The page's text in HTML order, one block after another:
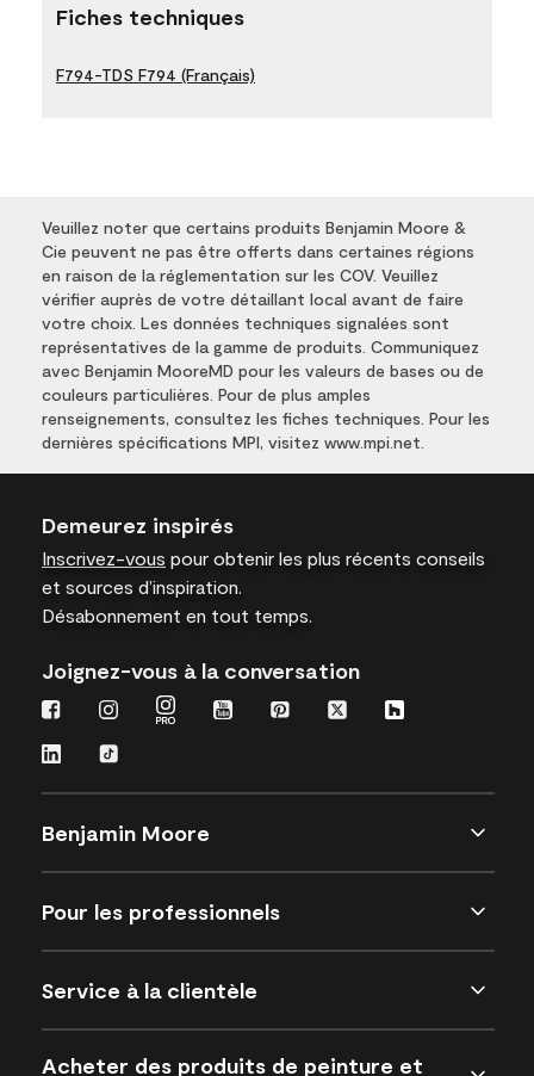
Fiches techniques
F794-TDS F794 (Français)
Veuillez noter que certains produits Benjamin Moore &
Cie peuvent ne pas être offerts dans certaines régions
en raison de la réglementation sur les COV. Veuillez
vérifier auprès de votre détaillant local avant de faire
votre choix. Les données techniques signalées sont
représentatives de la gamme de produits. Communiquez
avec Benjamin MooreMD pour les valeurs de bases ou de
couleurs particulières. Pour de plus amples
renseignements, consultez les fiches techniques. Pour les
dernières spécifications MPI, visitez www.mpi.net.
Demeurez inspirés
Inscrivez-vous pour obtenir les plus récents conseils
et sources d’inspiration.
Désabonnement en tout temps.
Joignez-vous à la conversation
Benjamin Moore
Pour les professionnels
Service à la clientèle
Acheter des produits de peinture et